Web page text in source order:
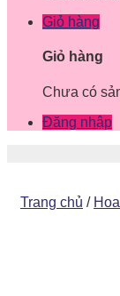
Giỏ hàng
Giỏ hàng
Chưa có
Đăng nhập
Trang chủ /